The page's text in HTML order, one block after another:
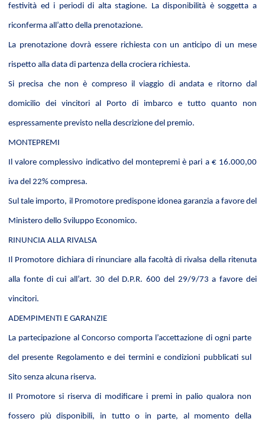
festività ed i periodi di alta stagione. La disponibilità è soggetta a
riconferma all’atto della prenotazione.
La prenotazione dovrà essere richiesta con un anticipo di un mese
rispetto alla data di partenza della crociera richiesta.
Si precisa che non è compreso il viaggio di andata e ritorno dal
domicilio dei vincitori al Porto di imbarco e tutto quanto non
espressamente previsto nella descrizione del premio.
MONTEPREMI
Il valore complessivo indicativo del montepremi è pari a € 16.000,00
iva del 22% compresa.
Sul tale importo, il Promotore predispone idonea garanzia a favore del
Ministero dello Sviluppo Economico.
RINUNCIA ALLA RIVALSA
Il Promotore dichiara di rinunciare alla facoltà di rivalsa della ritenuta
alla fonte di cui all’art. 30 del D.P.R. 600 del 29/9/73 a favore dei
vincitori.
ADEMPIMENTI E GARANZIE
La partecipazione al Concorso comporta l’accettazione di ogni parte
del presente Regolamento e dei termini e condizioni pubblicati sul
Sito senza alcuna riserva.
Il Promotore si riserva di modificare i premi in palio qualora non
fossero più disponibili, in tutto o in parte, al momento della